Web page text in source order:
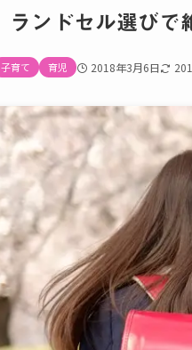
ランドセル選びで
子育て 育児 2018年3月6日